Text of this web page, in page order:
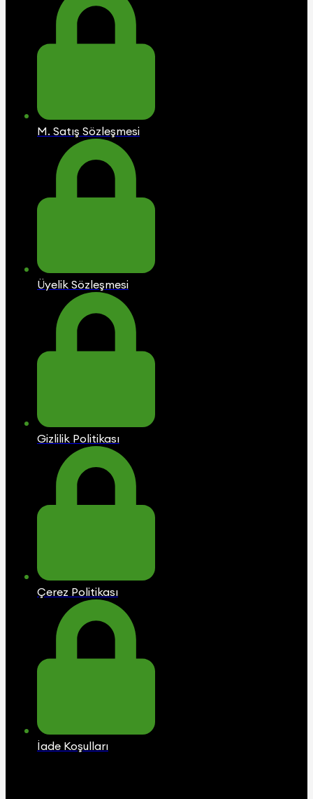
M. Satış Sözleşmesi
Üyelik Sözleşmesi
Gizlilik Politikası
Çerez Politikası
İade Koşulları